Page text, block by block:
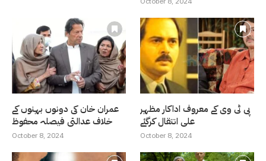
عمران خان کی دونوں بہنوں کے
خلاف عدالتی فیصلہ محفوظ
October 8, 2024
پی ٹی وی کے معروف اداکار مظہر
علی انتقال کرگئے
October 8, 2024